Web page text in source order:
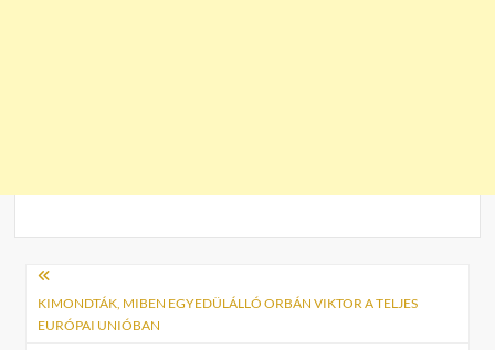
Bejegyzés
navigáció
KIMONDTÁK, MIBEN EGYEDÜLÁLLÓ ORBÁN VIKTOR A TELJES
EURÓPAI UNIÓBAN